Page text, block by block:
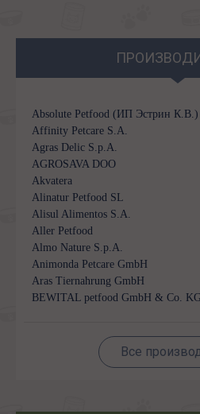
Absolute Petfood (ИП Эстрин К.В.)
Affinity Petcare S.A.
Agras Delic S.p.A.
AGROSAVA DOO
Akvatera
Alinatur Petfood SL
Alisul Alimentos S.A.
Aller Petfood
Almo Nature S.p.A.
Animonda Petcare GmbH
Aras Tiernahrung GmbH
BEWITAL petfood GmbH & Co. KG
Все